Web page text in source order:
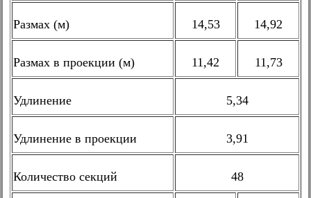
Размах (м) 14,53 14,92
Размах в проекции (м) 11,42 11,73
Удлинение 5,34
Удлинение в проекции 3,91
Количество секций 48